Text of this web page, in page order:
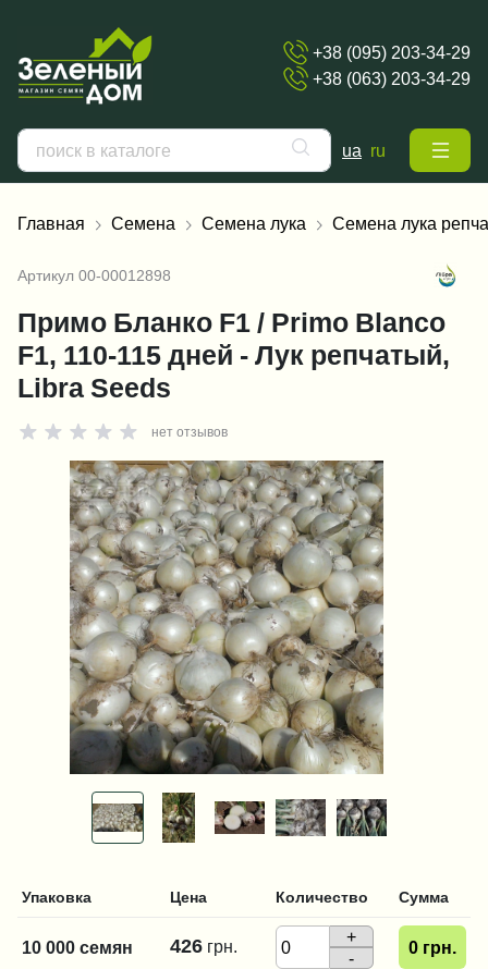
+38 (095) 203-34-29
+38 (063) 203-34-29
ua ru
Главная Семена Семена лука Семена лука
Артикул 00-00012898
Примо Бланко F1 / Primo Blanco
F1, 110-115 дней - Лук репчатый,
Libra Seeds
нет отзывов
Упаковка Цена Количество Сумма
10 000 семян 426 грн.
+
-
0 грн.